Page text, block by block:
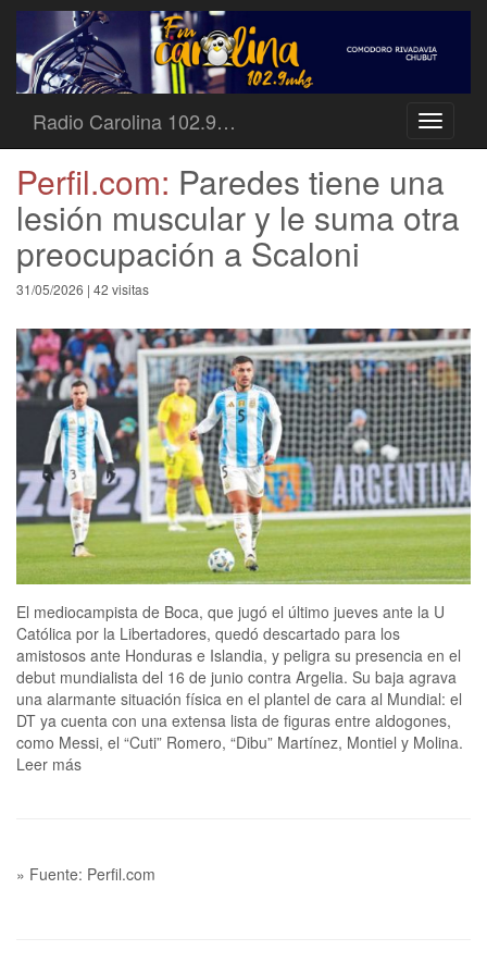
Toggle
Radio Carolina 102.9…
Perfil.com: Paredes tiene una
lesión muscular y le suma otra
preocupación a Scaloni
31/05/2026 | 42 visitas
El mediocampista de Boca, que jugó el último jueves ante la U
Católica por la Libertadores, quedó descartado para los
amistosos ante Honduras e Islandia, y peligra su presencia en el
debut mundialista del 16 de junio contra Argelia. Su baja agrava
una alarmante situación física en el plantel de cara al Mundial: el
DT ya cuenta con una extensa lista de figuras entre aldogones,
como Messi, el “Cuti” Romero, “Dibu” Martínez, Montiel y Molina.
Leer más
» Fuente: Perfil.com